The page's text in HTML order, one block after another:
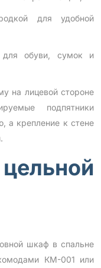
для удобной
для обуви, сумок и
на лицевой стороне
подпятники
а крепление к стене
шкаф в спальне
КМ-001 или